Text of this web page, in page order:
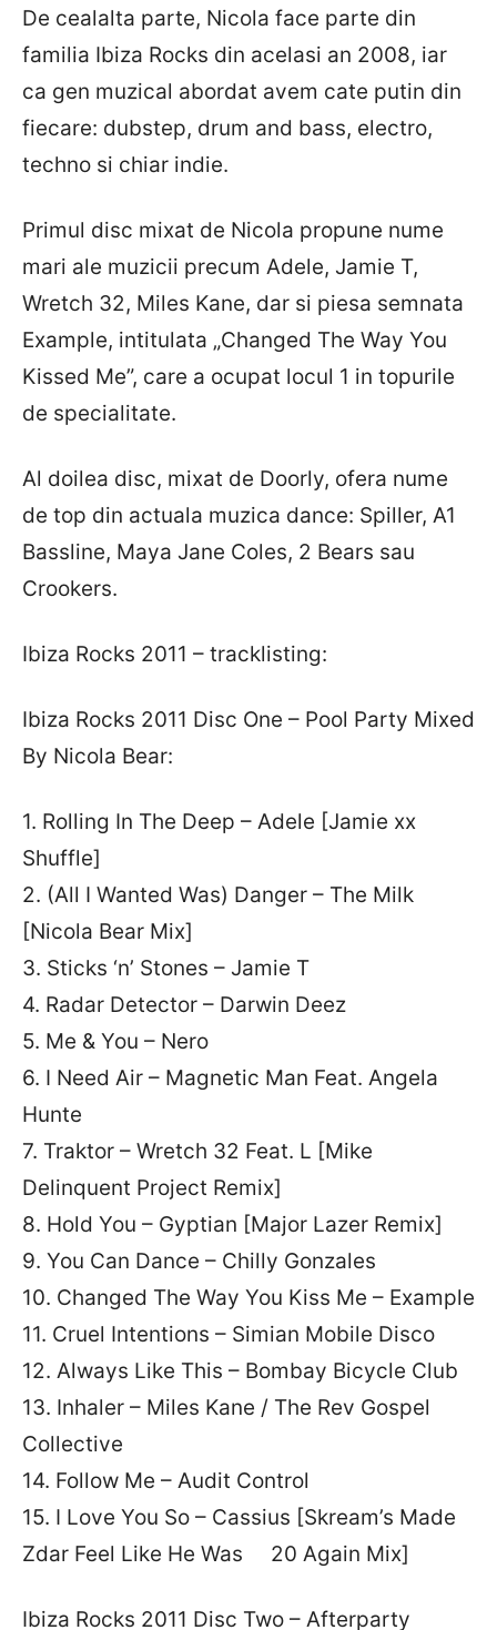
De cealalta parte, Nicola face parte din
familia Ibiza Rocks din acelasi an 2008, iar
ca gen muzical abordat avem cate putin din
fiecare: dubstep, drum and bass, electro,
techno si chiar indie.
Primul disc mixat de Nicola propune nume
mari ale muzicii precum Adele, Jamie T,
Wretch 32, Miles Kane, dar si piesa semnata
Example, intitulata „Changed The Way You
Kissed Me”, care a ocupat locul 1 in topurile
de specialitate.
Al doilea disc, mixat de Doorly, ofera nume
de top din actuala muzica dance: Spiller, A1
Bassline, Maya Jane Coles, 2 Bears sau
Crookers.
Ibiza Rocks 2011 – tracklisting:
Ibiza Rocks 2011 Disc One – Pool Party Mixed
By Nicola Bear:
1. Rolling In The Deep – Adele [Jamie xx
Shuffle]
2. (All I Wanted Was) Danger – The Milk
[Nicola Bear Mix]
3. Sticks ‘n’ Stones – Jamie T
4. Radar Detector – Darwin Deez
5. Me & You – Nero
6. I Need Air – Magnetic Man Feat. Angela
Hunte
7. Traktor – Wretch 32 Feat. L [Mike
Delinquent Project Remix]
8. Hold You – Gyptian [Major Lazer Remix]
9. You Can Dance – Chilly Gonzales
10. Changed The Way You Kiss Me – Example
11. Cruel Intentions – Simian Mobile Disco
12. Always Like This – Bombay Bicycle Club
13. Inhaler – Miles Kane / The Rev Gospel
Collective
14. Follow Me – Audit Control
15. I Love You So – Cassius [Skream’s Made
Zdar Feel Like He Was 20 Again Mix]
Ibiza Rocks 2011 Disc Two – Afterparty